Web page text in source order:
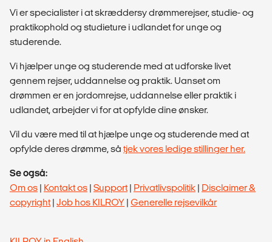
Vi er specialister i at skræddersy drømmerejser, studie- og
praktikophold og studieture i udlandet for unge og
studerende.
Vi hjælper unge og studerende med at udforske livet
gennem rejser, uddannelse og praktik. Uanset om
drømmen er en jordomrejse, uddannelse eller praktik i
udlandet, arbejder vi for at opfylde dine ønsker.
Vil du være med til at hjælpe unge og studerende med at
opfylde deres drømme, så tjek vores ledige stillinger her.
Se også:
Om os | Kontakt os | Support| Privatlivspolitik | Disclaimer &
copyright| Job hos KILROY | Generelle rejsevilkår